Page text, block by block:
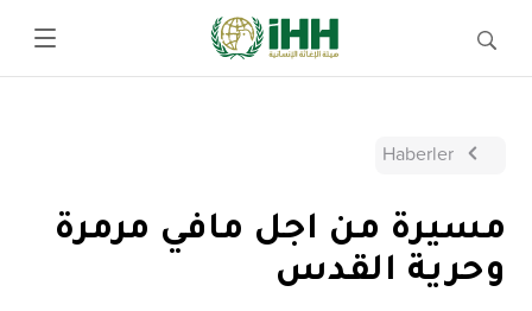
Haberler
مسيرة من اجل مافي مرمرة
وحرية القدس